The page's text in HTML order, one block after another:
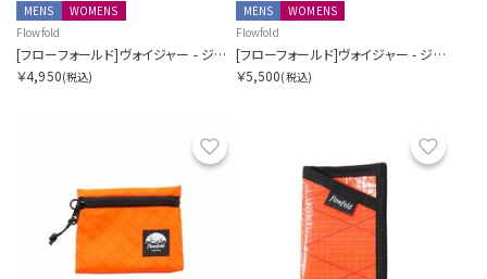
MENS
WOMENS
Flowfold
[フローフォールド]ヴォイジャー - ジッパーポーチ - S
￥4,950(税込)
MENS
WOMENS
Flowfold
[フローフォールド]ヴォイジャー - ジッパーポーチ - M
￥5,500(税込)
お気に入り